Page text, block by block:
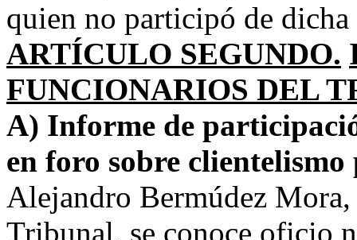
quien no participó de dicha
ARTÍCULO SEGUNDO.
FUNCIONARIOS DEL
A) Informe de
en foro sobre
Alejandro Bermúdez Mora,
Tribunal, se conoce oficio